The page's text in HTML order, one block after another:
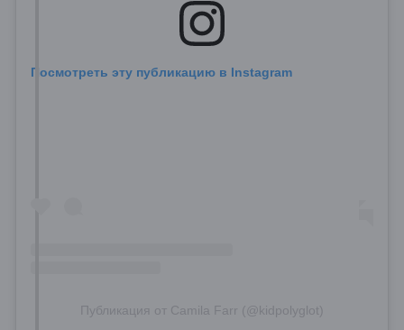
Посмотреть эту публикацию в Instagram
Публикация от Camila Farr (@kidpolyglot)